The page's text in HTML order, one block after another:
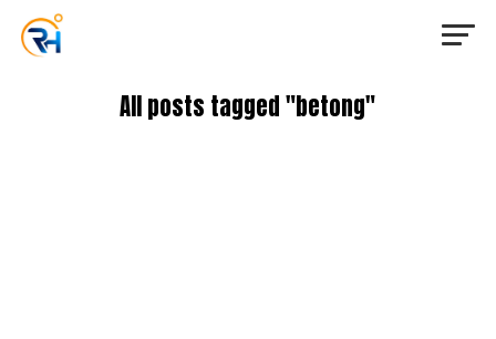
All posts tagged "betong"